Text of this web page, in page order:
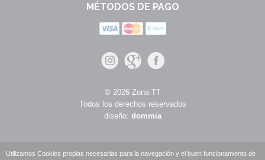
MÉTODOS DE PAGO
© 2026 Zona TT
Todos los derechos reservados
diseño: dommia
Utilizamos Cookies propias necesarias para la navegación y el buen funcionamiento de